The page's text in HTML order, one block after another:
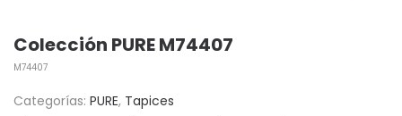
Colección PURE M74407
M74407
Categorías: PURE, Tapices